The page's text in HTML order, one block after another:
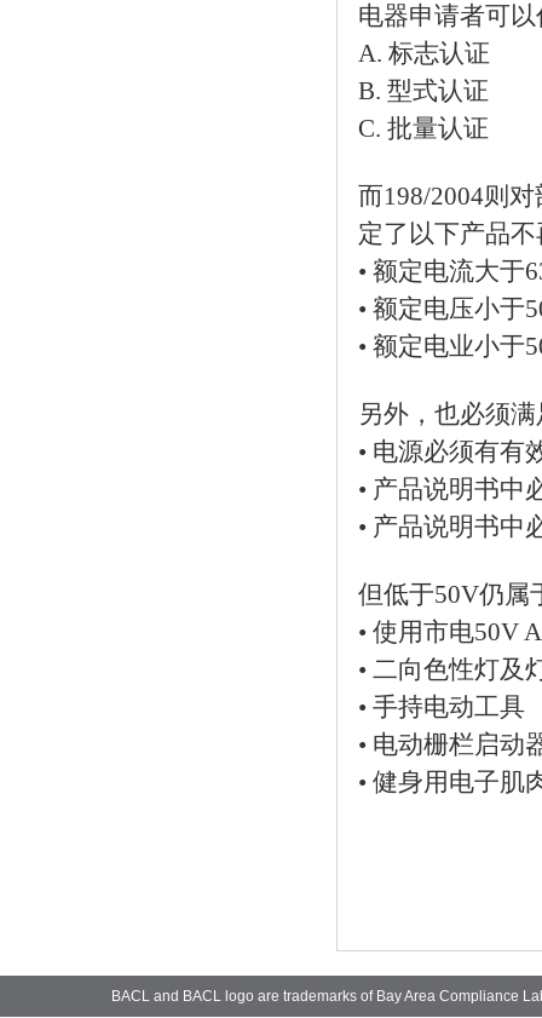
电器申请者可
A. 标志认证
B. 型式认证
C. 批量认证
而198/2004则
定了以下产品
• 额定电流大于
• 额定电压小于
• 额定电业小于
另外，也必须
• 电源必须有有
• 产品说明书中
• 产品说明书中
但低于50V仍属
• 使用市电50V
• 二向色性灯及
• 手持电动工具
• 电动栅栏启动
• 健身用电子肌
BACL and BACL logo are trademarks of Bay Area